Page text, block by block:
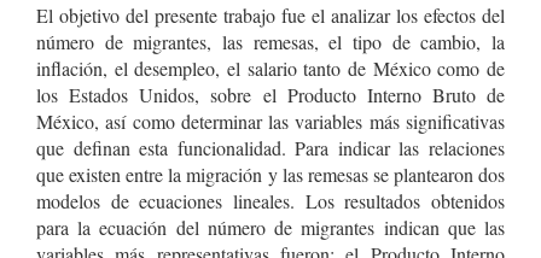
El objetivo del presente trabajo fue el analizar los efectos del
número de migrantes, las remesas, el tipo de cambio, la
inflación, el desempleo, el salario tanto de México como de
los Estados Unidos, sobre el Producto Interno Bruto de
México, así como determinar las variables más significativas
que definan esta funcionalidad. Para indicar las relaciones
que existen entre la migración y las remesas se plantearon dos
modelos de ecuaciones lineales. Los resultados obtenidos
para la ecuación del número de migrantes indican que las